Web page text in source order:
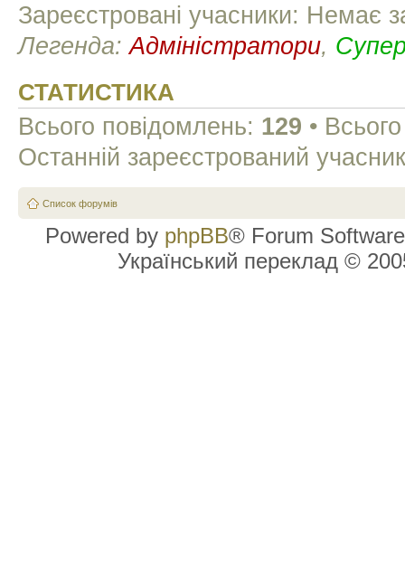
Зареєстровані учасники: Немає
Легенда:Адміністратори,
СТАТИСТИКА
Всього повідомлень: 129 •
Останній зареєстрований
Список форумів
Powered by phpBB® Forum
Український переклад ©